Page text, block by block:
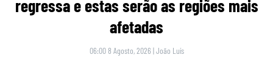
regressa e estas serão as regiões mais
afetadas
06:00 8 Agosto, 2026 |João Luís